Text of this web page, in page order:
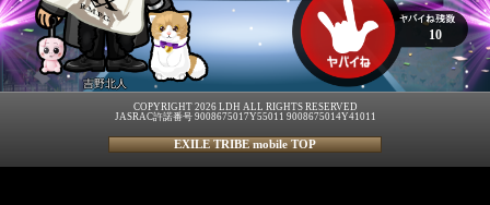
吉野北人
10
COPYRIGHT 2026 LDH ALL RIGHTS RESERVED
JASRAC許諾番号 9008675017Y55011 9008675014Y41011
EXILE TRIBE mobile TOP